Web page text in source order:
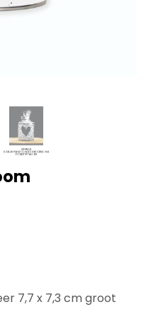
7,7 x 7,3 cm groot